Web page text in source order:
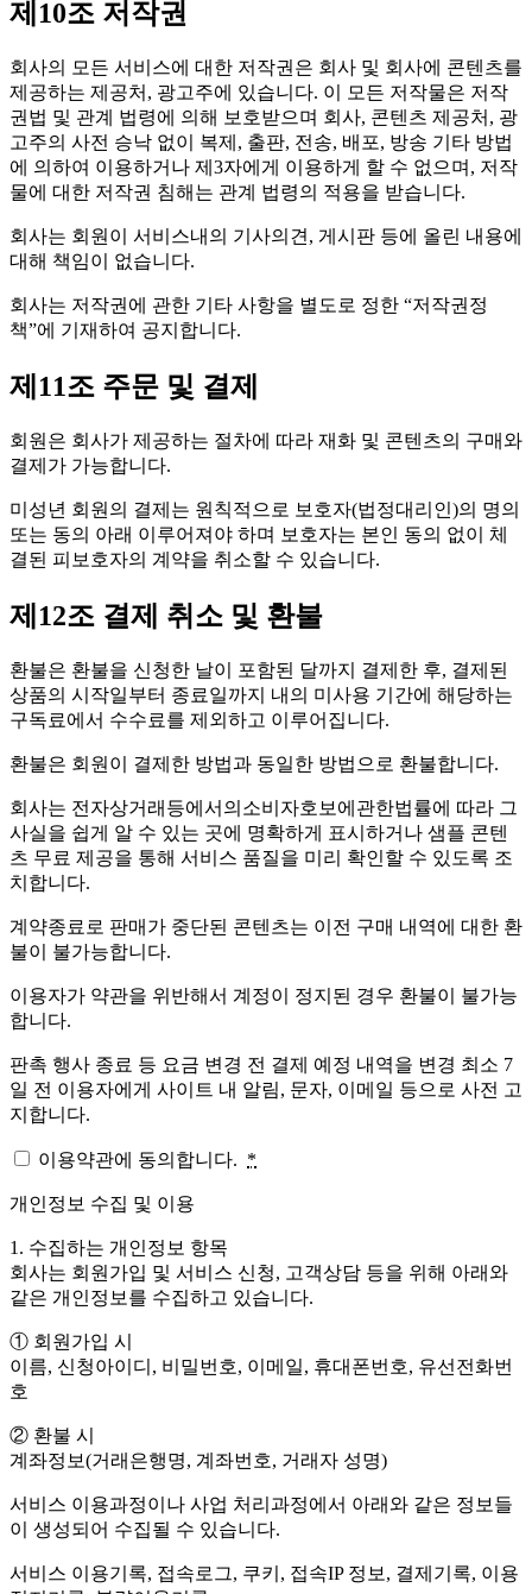
제10조 저작권
회사의 모든 서비스에 대한 저작권은 회사 및 회사에 콘텐츠를
제공하는 제공처, 광고주에 있습니다. 이 모든 저작물은 저작
권법 및 관계 법령에 의해 보호받으며 회사, 콘텐츠 제공처, 광
고주의 사전 승낙 없이 복제, 출판, 전송, 배포, 방송 기타 방법
에 의하여 이용하거나 제3자에게 이용하게 할 수 없으며, 저작
물에 대한 저작권 침해는 관계 법령의 적용을 받습니다.
회사는 회원이 서비스내의 기사의견, 게시판 등에 올린 내용에
대해 책임이 없습니다.
회사는 저작권에 관한 기타 사항을 별도로 정한 “저작권정
책”에 기재하여 공지합니다.
제11조 주문 및 결제
회원은 회사가 제공하는 절차에 따라 재화 및 콘텐츠의 구매와
결제가 가능합니다.
미성년 회원의 결제는 원칙적으로 보호자(법정대리인)의 명의
또는 동의 아래 이루어져야 하며 보호자는 본인 동의 없이 체
결된 피보호자의 계약을 취소할 수 있습니다.
제12조 결제 취소 및 환불
환불은 환불을 신청한 날이 포함된 달까지 결제한 후, 결제된
상품의 시작일부터 종료일까지 내의 미사용 기간에 해당하는
구독료에서 수수료를 제외하고 이루어집니다.
환불은 회원이 결제한 방법과 동일한 방법으로 환불합니다.
회사는 전자상거래등에서의소비자호보에관한법률에 따라 그
사실을 쉽게 알 수 있는 곳에 명확하게 표시하거나 샘플 콘텐
츠 무료 제공을 통해 서비스 품질을 미리 확인할 수 있도록 조
치합니다.
계약종료로 판매가 중단된 콘텐츠는 이전 구매 내역에 대한 환
불이 불가능합니다.
이용자가 약관을 위반해서 계정이 정지된 경우 환불이 불가능
합니다.
판촉 행사 종료 등 요금 변경 전 결제 예정 내역을 변경 최소 7
일 전 이용자에게 사이트 내 알림, 문자, 이메일 등으로 사전 고
지합니다.
이용약관에 동의합니다. *
개인정보 수집 및 이용
1. 수집하는 개인정보 항목
회사는 회원가입 및 서비스 신청, 고객상담 등을 위해 아래와
같은 개인정보를 수집하고 있습니다.
① 회원가입 시
이름, 신청아이디, 비밀번호, 이메일, 휴대폰번호, 유선전화번
호
② 환불 시
계좌정보(거래은행명, 계좌번호, 거래자 성명)
서비스 이용과정이나 사업 처리과정에서 아래와 같은 정보들
이 생성되어 수집될 수 있습니다.
서비스 이용기록, 접속로그, 쿠키, 접속IP 정보, 결제기록, 이용